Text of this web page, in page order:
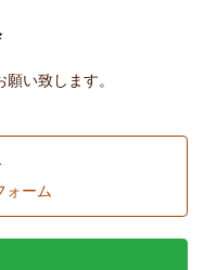
い致します。
ォーム